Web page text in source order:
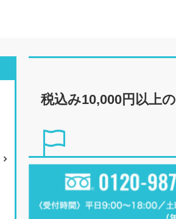
税込み10,000円以上の